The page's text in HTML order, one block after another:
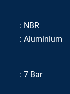
NBR
Aluminium
7 Bar